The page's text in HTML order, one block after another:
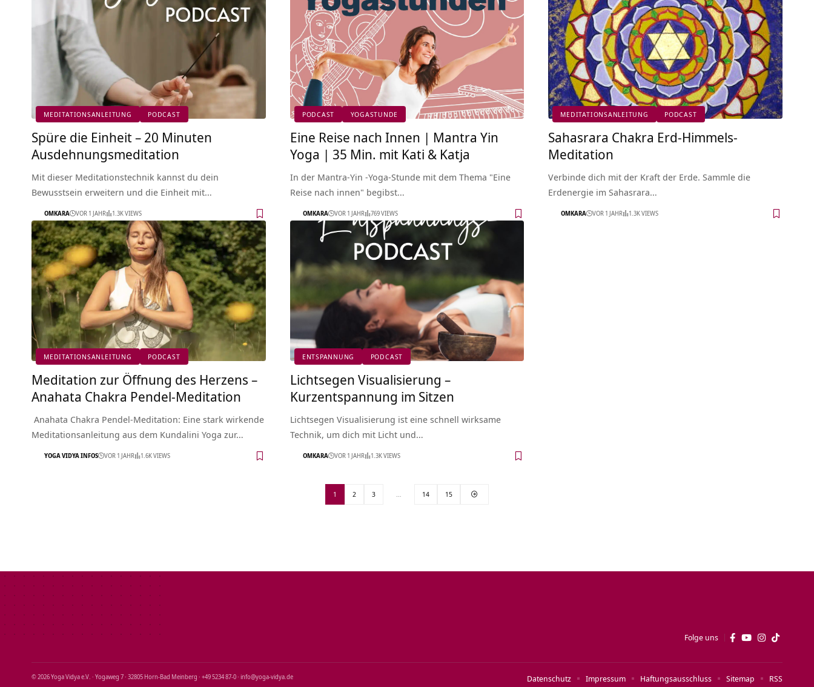
MEDITATIONSANLEITUNG PODCAST
Spüre die Einheit – 20 Minuten
Ausdehnungsmeditation
Mit dieser Meditationstechnik kannst du dein
Bewusstsein erweitern und die Einheit mit…
OMKARA VOR 1 JAHR 1.3K VIEWS
PODCAST YOGASTUNDE
Eine Reise nach Innen | Mantra Yin
Yoga | 35 Min. mit Kati & Katja
In der Mantra-Yin -Yoga-Stunde mit dem Thema "Eine
Reise nach innen" begibst…
OMKARA VOR 1 JAHR 769 VIEWS
MEDITATIONSANLEITUNG PODCAST
Sahasrara Chakra Erd-Himmels-
Meditation
Verbinde dich mit der Kraft der Erde. Sammle die
Erdenergie im Sahasrara…
OMKARA VOR 1 JAHR 1.3K VIEWS
MEDITATIONSANLEITUNG PODCAST
Meditation zur Öffnung des Herzens –
Anahata Chakra Pendel-Meditation
Anahata Chakra Pendel-Meditation: Eine stark wirkende
Meditationsanleitung aus dem Kundalini Yoga zur…
YOGA VIDYA INFOS VOR 1 JAHR 1.6K VIEWS
ENTSPANNUNG PODCAST
Lichtsegen Visualisierung –
Kurzentspannung im Sitzen
Lichtsegen Visualisierung ist eine schnell wirksame
Technik, um dich mit Licht und…
OMKARA VOR 1 JAHR 1.3K VIEWS
1 2 3 14 15
Folge uns
© 2026 Yoga Vidya e.V. · Yogaweg 7 · 32805 Horn‑Bad Meinberg · +49 5234 87‑0 · info@yoga‑vidya.de Datenschutz Impressum Haftungsausschluss Sitemap RSS